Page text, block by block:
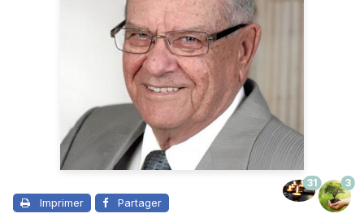
Imprimer Partager
31 3